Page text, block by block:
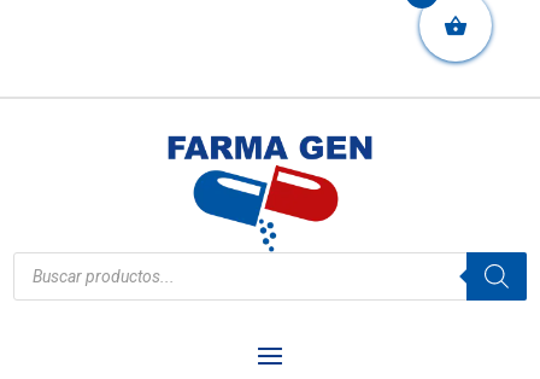
Búsqueda
de
productos